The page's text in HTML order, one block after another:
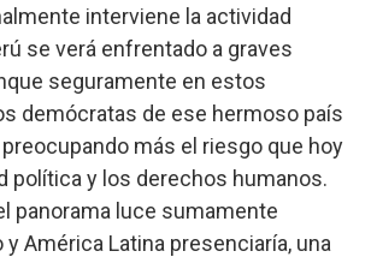
interviene la actividad
se verá enfrentado a graves
seguramente en estos
demócratas de ese hermoso país
más el riesgo que hoy
política y los derechos humanos.
panorama luce sumamente
América Latina presenciaría, una